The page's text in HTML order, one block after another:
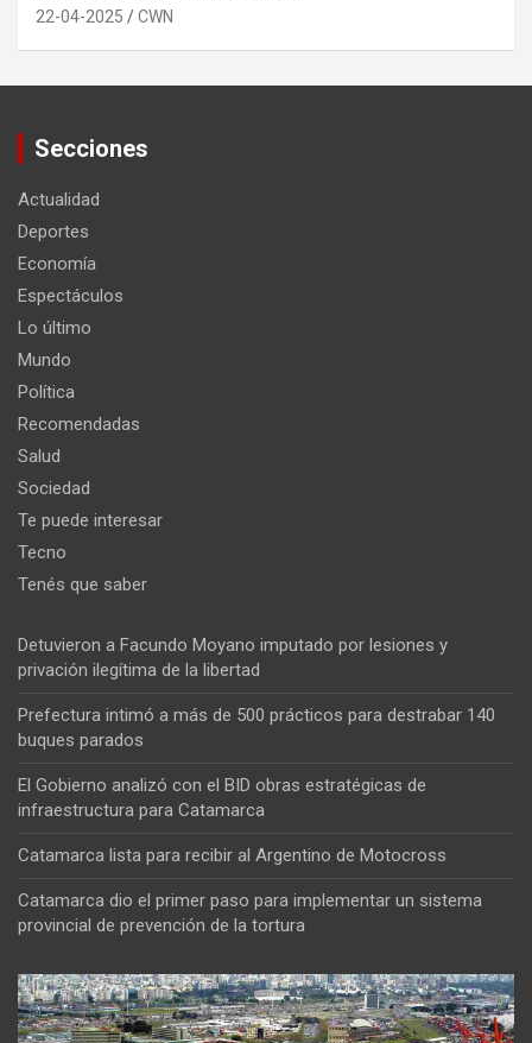
22-04-2025 CWN
Secciones
Actualidad
Deportes
Economía
Espectáculos
Lo último
Mundo
Política
Recomendadas
Salud
Sociedad
Te puede interesar
Tecno
Tenés que saber
Detuvieron a Facundo Moyano imputado por lesiones y
privación ilegítima de la libertad
Prefectura intimó a más de 500 prácticos para destrabar 140
buques parados
El Gobierno analizó con el BID obras estratégicas de
infraestructura para Catamarca
Catamarca lista para recibir al Argentino de Motocross
Catamarca dio el primer paso para implementar un sistema
provincial de prevención de la tortura